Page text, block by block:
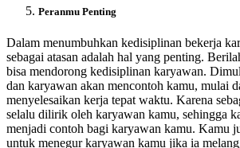
Peranmu Penting
Dalam menumbuhkan kedisiplinan bekerja
sebagai atasan adalah hal yang penting.
bisa mendorong kedisiplinan karyawan.
dan karyawan akan mencontoh kamu, mulai
menyelesaikan kerja tepat waktu. Karena
selalu dilirik oleh karyawan kamu, sehingga
menjadi contoh bagi karyawan kamu. Kamu
untuk menegur karyawan kamu jika ia